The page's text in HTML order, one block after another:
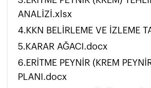
ANALİZİ.xlsx
4.KKN BELİRLEME VE İZLEME
5.KARAR AĞACI.docx
6.ERİTME PEYNİR (KREM
PLANI.docx